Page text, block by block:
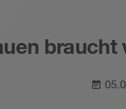
event_note